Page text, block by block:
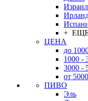
+
ЦЕНА
до
1000 -
3000 -
от
ПИВО
Эль